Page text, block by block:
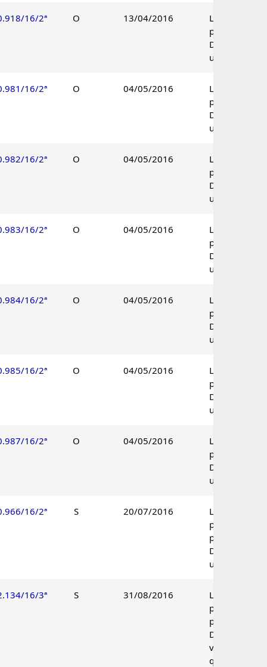
16/2ª O 13/04/2016
Lançamento
procedente.
Decisão
unânime.
16/2ª O 04/05/2016
Lançamento
procedente.
Decisão
unânime.
16/2ª O 04/05/2016
Lançamento
procedente.
Decisão
unânime.
16/2ª O 04/05/2016
Lançamento
procedente.
Decisão
unânime.
16/2ª O 04/05/2016
Lançamento
procedente.
Decisão
unânime.
16/2ª O 04/05/2016
Lançamento
procedente.
Decisão
unânime.
16/2ª O 04/05/2016
Lançamento
procedente.
Decisão
unânime.
16/2ª S 20/07/2016
Lançamento
parcialmente
procedente.
Decisão
unânime.
16/3ª S 31/08/2016
Lançamento
parcialmente
procedente.
Decisão pelo
voto de
qualidade.